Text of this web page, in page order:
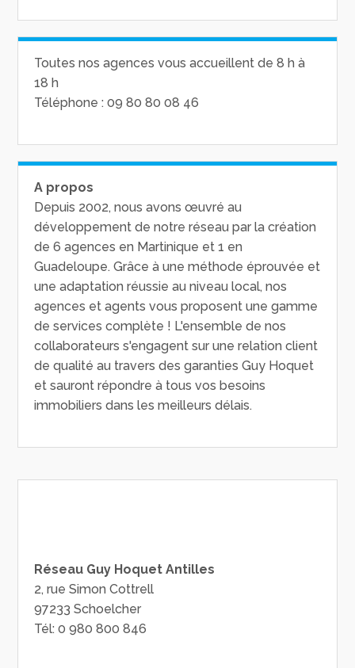
Toutes nos agences vous accueillent de 8 h à
18 h
Téléphone : 09 80 80 08 46
A propos
Depuis 2002, nous avons œuvré au
développement de notre réseau par la création
de 6 agences en Martinique et 1 en
Guadeloupe. Grâce à une méthode éprouvée et
une adaptation réussie au niveau local, nos
agences et agents vous proposent une gamme
de services complète ! L'ensemble de nos
collaborateurs s'engagent sur une relation client
de qualité au travers des garanties Guy Hoquet
et sauront répondre à tous vos besoins
immobiliers dans les meilleurs délais.
Réseau Guy Hoquet Antilles
2, rue Simon Cottrell
97233 Schoelcher
Tél: 0 980 800 846